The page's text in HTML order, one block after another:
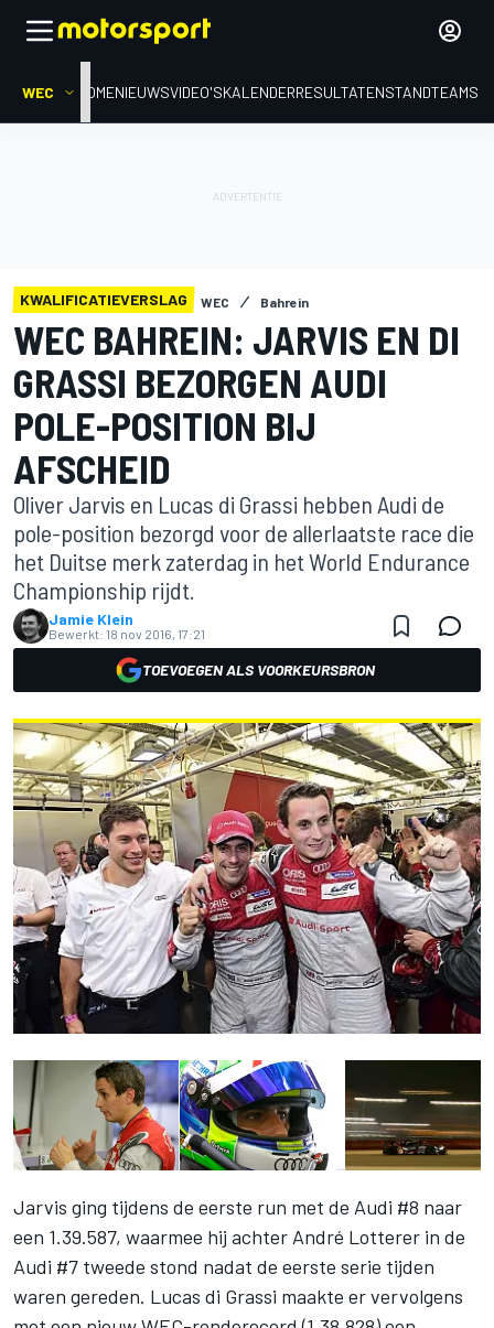
WEC HOMENIEUWSVIDEO'SKALENDERRESULTATENSTANDTEAMS
KWALIFICATIEVERSLAG WEC Bahrein
WEC BAHREIN: JARVIS EN DI
GRASSI BEZORGEN AUDI
POLE-POSITION BIJ
AFSCHEID
Oliver Jarvis en Lucas di Grassi hebben Audi de
pole-position bezorgd voor de allerlaatste race die
het Duitse merk zaterdag in het World Endurance
Championship rijdt.
Jamie Klein
Bewerkt: 18 nov 2016, 17:21
TOEVOEGEN ALS VOORKEURSBRON
Jarvis ging tijdens de eerste run met de Audi #8 naar
een 1.39.587, waarmee hij achter André Lotterer in de
Audi #7 tweede stond nadat de eerste serie tijden
waren gereden. Lucas di Grassi maakte er vervolgens